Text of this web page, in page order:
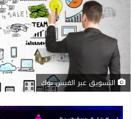
التسويق عبر الفيس بوك